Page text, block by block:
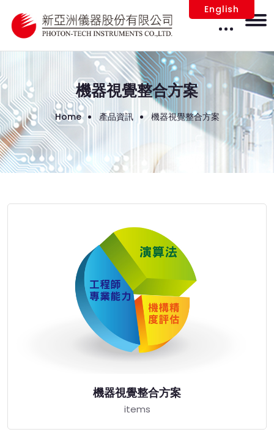
English
機器視覺整合方案
Home 產品資訊 機器視覺整合方案
機器視覺整合方案
items